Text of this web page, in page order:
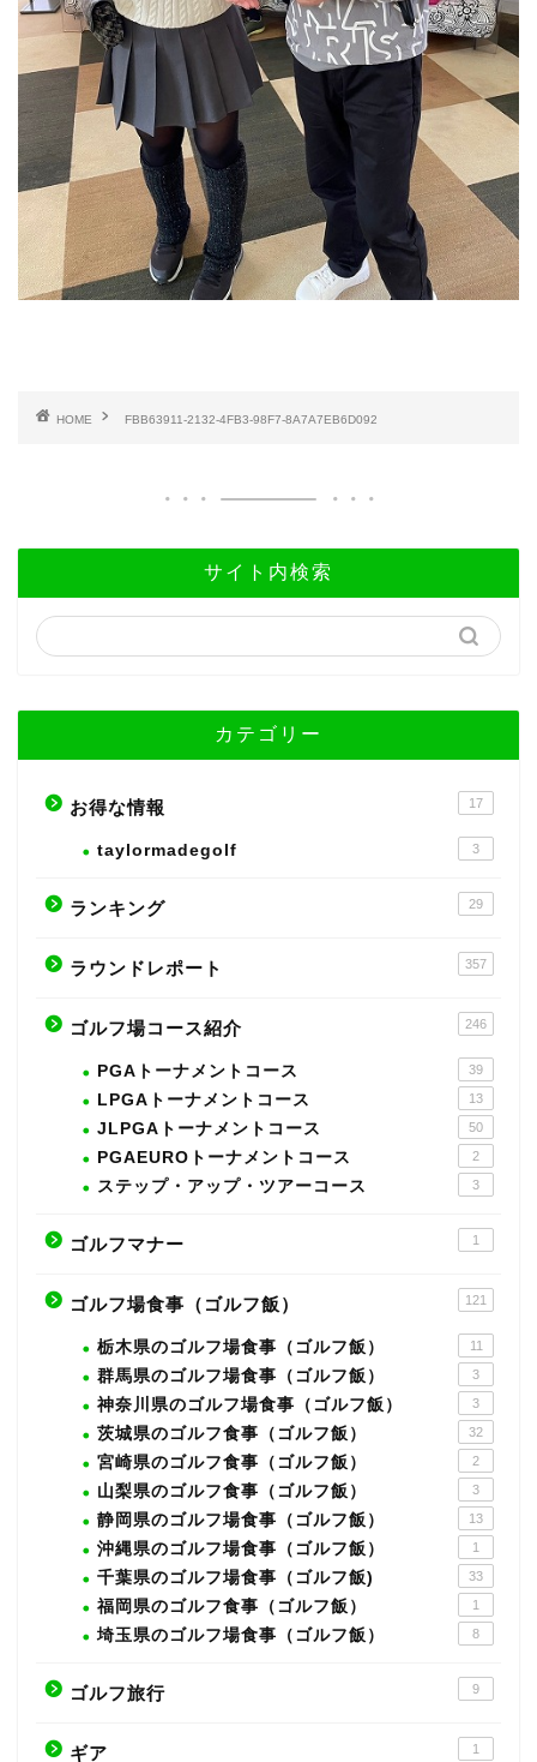
HOME FBB63911-2132-4FB3-98F7-8A7A7EB6D092
サイト内検索
カテゴリー
お得な情報 17
taylormadegolf 3
ランキング 29
ラウンドレポート 357
ゴルフ場コース紹介 246
PGAトーナメントコース 39
LPGAトーナメントコース 13
JLPGAトーナメントコース 50
PGAEUROトーナメントコース 2
ステップ・アップ・ツアーコース 3
ゴルフマナー 1
ゴルフ場食事（ゴルフ飯） 121
栃木県のゴルフ場食事（ゴルフ飯） 11
群馬県のゴルフ場食事（ゴルフ飯） 3
神奈川県のゴルフ場食事（ゴルフ飯） 3
茨城県のゴルフ食事（ゴルフ飯） 32
宮崎県のゴルフ食事（ゴルフ飯） 2
山梨県のゴルフ食事（ゴルフ飯） 3
静岡県のゴルフ場食事（ゴルフ飯） 13
沖縄県のゴルフ場食事（ゴルフ飯） 1
千葉県のゴルフ場食事（ゴルフ飯) 33
福岡県のゴルフ食事（ゴルフ飯） 1
埼玉県のゴルフ場食事（ゴルフ飯） 8
ゴルフ旅行 9
ギア 1